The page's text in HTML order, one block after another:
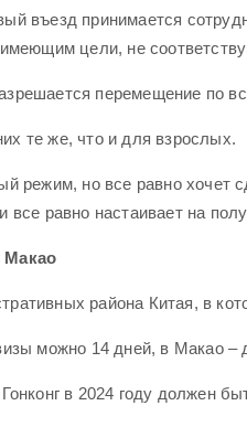
въезд принимается
цели, не
перемещение по
те же, что и для взрослых.
режим, но все равно хочет
все равно настаивает на
Макао
района Китая, в
можно 14 дней, в Макао –
в 2024 году должен